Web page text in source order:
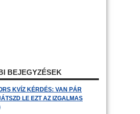
BEJEGYZÉSEK
KVÍZ KÉRDÉS: VAN PÁR
LE EZT AZ IZGALMAS